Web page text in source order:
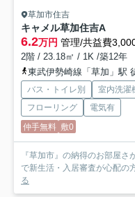
草加市住吉
キャメル草加住吉A
6.2万円 管理/共益費
2階 / 23.18㎡ / 1K /築12年
東武伊勢崎線「草加」駅
バス・トイレ別 室内洗濯
フローリング
電気有
仲手無料 敷0
『草加市』の納得のお部屋
で新生活・入居審査が心配の
る